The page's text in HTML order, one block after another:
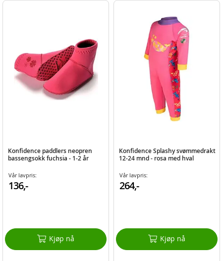
Konfidence paddlers neopren
bassengsokk fuchsia - 1-2 år
Vår lavpris:
136,-
Kjøp nå
Konfidence Splashy svømmedrakt
12-24 mnd - rosa med hval
Vår lavpris:
264,-
Kjøp nå